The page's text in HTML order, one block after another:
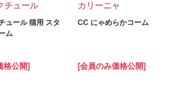
チュール
ュール 猫用 スタ
ム
格公開]
カリーニャ
CC にゃめらかコーム
[会員のみ価格公開]